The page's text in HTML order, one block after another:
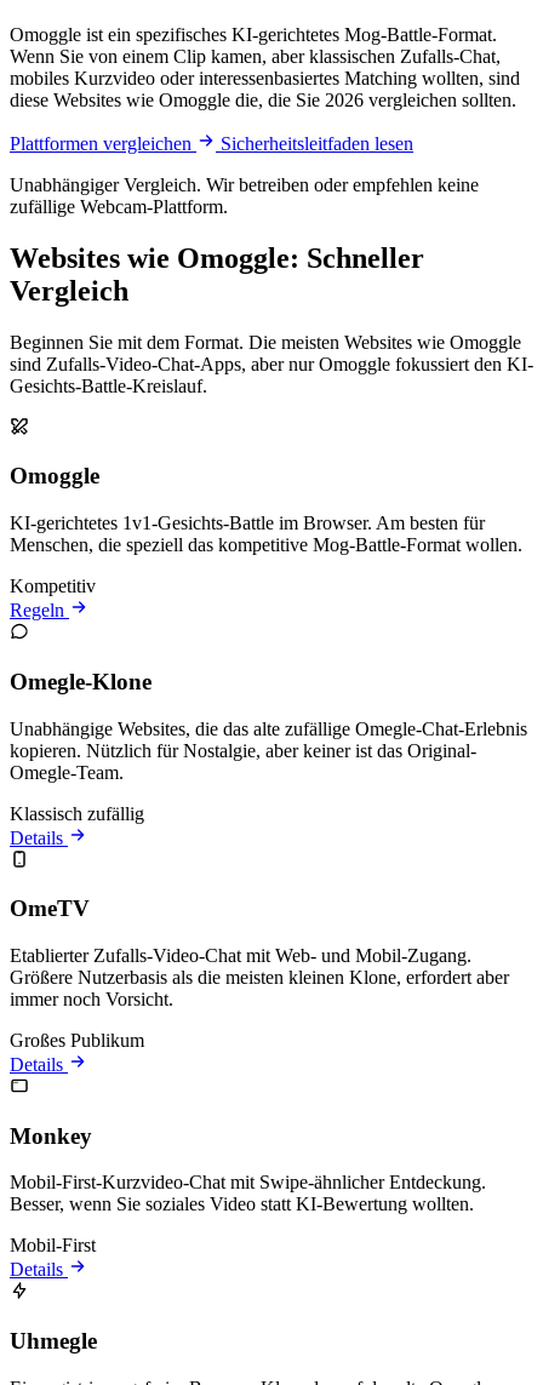
Omoggle ist ein spezifisches KI-gerichtetes Mog-Battle-Format.
Wenn Sie von einem Clip kamen, aber klassischen Zufalls-Chat,
mobiles Kurzvideo oder interessenbasiertes Matching wollten, sind
diese Websites wie Omoggle die, die Sie 2026 vergleichen sollten.
Plattformen vergleichen
Sicherheitsleitfaden lesen
Unabhängiger Vergleich. Wir betreiben oder empfehlen keine
zufällige Webcam-Plattform.
Websites wie Omoggle: Schneller
Vergleich
Beginnen Sie mit dem Format. Die meisten Websites wie Omoggle
sind Zufalls-Video-Chat-Apps, aber nur Omoggle fokussiert den KI-
Gesichts-Battle-Kreislauf.
Omoggle
KI-gerichtetes 1v1-Gesichts-Battle im Browser. Am besten für
Menschen, die speziell das kompetitive Mog-Battle-Format wollen.
Kompetitiv
Regeln
Omegle-Klone
Unabhängige Websites, die das alte zufällige Omegle-Chat-Erlebnis
kopieren. Nützlich für Nostalgie, aber keiner ist das Original-
Omegle-Team.
Klassisch zufällig
Details
OmeTV
Etablierter Zufalls-Video-Chat mit Web- und Mobil-Zugang.
Größere Nutzerbasis als die meisten kleinen Klone, erfordert aber
immer noch Vorsicht.
Großes Publikum
Details
Monkey
Mobil-First-Kurzvideo-Chat mit Swipe-ähnlicher Entdeckung.
Besser, wenn Sie soziales Video statt KI-Bewertung wollten.
Mobil-First
Details
Uhmegle